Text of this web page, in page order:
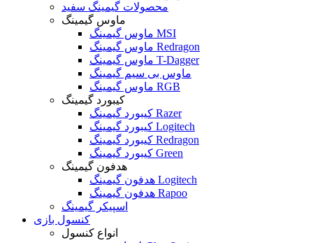
محصولات گیمینگ سفید
ماوس گیمینگ
ماوس گیمینگ MSI
ماوس گیمینگ Redragon
ماوس گیمینگ T-Dagger
ماوس بی سیم گیمینگ
ماوس گیمینگ RGB
کیبورد گیمینگ
کیبورد گیمینگ Razer
کیبورد گیمینگ Logitech
کیبورد گیمینگ Redragon
کیبورد گیمینگ Green
هدفون گیمینگ
هدفون گیمینگ Logitech
هدفون گیمینگ Rapoo
اسپیکر گیمینگ
کنسول بازی
انواع کنسول